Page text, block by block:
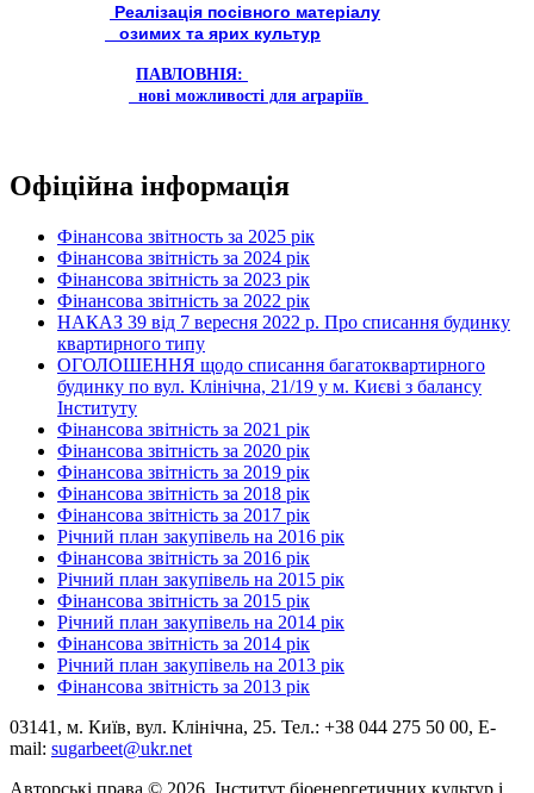
Реалізація посівного матеріалу
озимих та ярих культур
ПАВЛОВНІЯ:
нові можливості для аграріїв
Офіційна інформація
Фінансова звітность за 2025 рік
Фінансова звітність за 2024 рік
Фінансова звітність за 2023 рік
Фінансова звітність за 2022 рік
НАКАЗ 39 від 7 вересня 2022 р. Про списання будинку
квартирного типу
ОГОЛОШЕННЯ щодо списання багатоквартирного
будинку по вул. Клінічна, 21/19 у м. Києві з балансу
Інституту
Фінансова звітність за 2021 рік
Фінансова звітність за 2020 рік
Фінансова звітність за 2019 рік
Фінансова звітність за 2018 рік
Фінансова звітність за 2017 рік
Річний план закупівель на 2016 рік
Фінансова звітність за 2016 рік
Річний план закупівель на 2015 рік
Фінансова звітність за 2015 рік
Річний план закупівель на 2014 рік
Фінансова звітність за 2014 рік
Річний план закупівель на 2013 рік
Фінансова звітність за 2013 рік
03141, м. Київ, вул. Клінічна, 25. Тел.: +38 044 275 50 00, E-
mail: sugarbeet@ukr.net
Авторські права © 2026, Інститут біоенергетичних культур і